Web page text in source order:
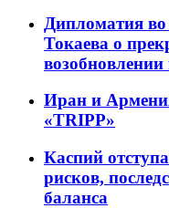
Дипломатия
Токаева о
возобновлении
Иран и
«TRIPP»
Каспий
рисков,
баланса